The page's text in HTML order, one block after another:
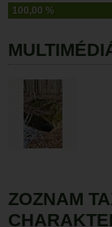
100,00 %
ZOZNAM